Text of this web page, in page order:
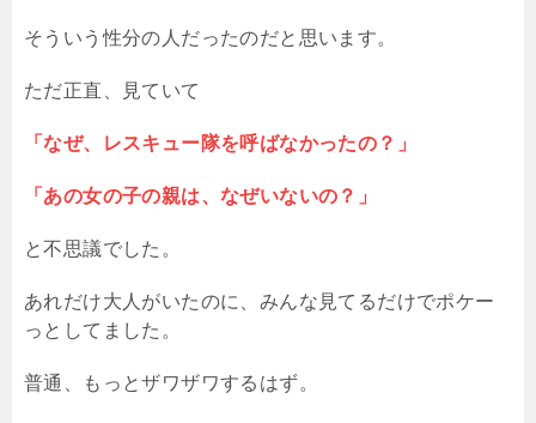
そういう性分の人だったのだと思います。
ただ正直、見ていて
「なぜ、レスキュー隊を呼ばなかったの？」
「あの女の子の親は、なぜいないの？」
と不思議でした。
あれだけ大人がいたのに、みんな見てるだけでポケー
っとしてました。
普通、もっとザワザワするはず。